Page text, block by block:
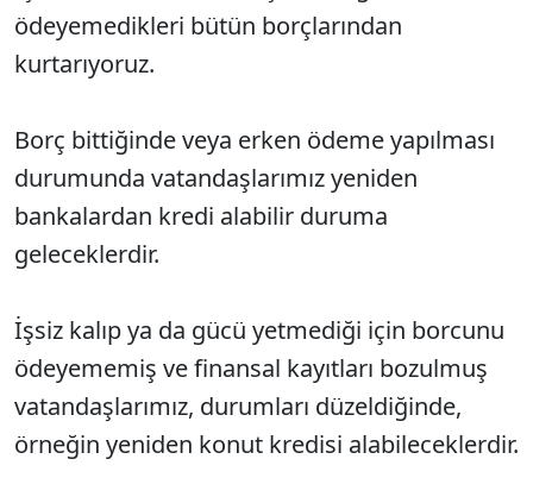
ödeyemedikleri bütün borçlarından
kurtarıyoruz.
Borç bittiğinde veya erken ödeme yapılması
durumunda vatandaşlarımız yeniden
bankalardan kredi alabilir duruma
geleceklerdir.
İşsiz kalıp ya da gücü yetmediği için borcunu
ödeyememiş ve finansal kayıtları bozulmuş
vatandaşlarımız, durumları düzeldiğinde,
örneğin yeniden konut kredisi alabileceklerdir.